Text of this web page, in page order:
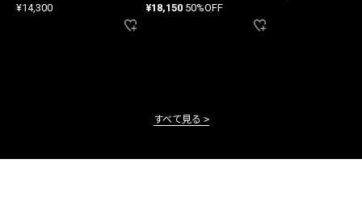
¥14,300 ¥18,150 50%OFF
すべて見る